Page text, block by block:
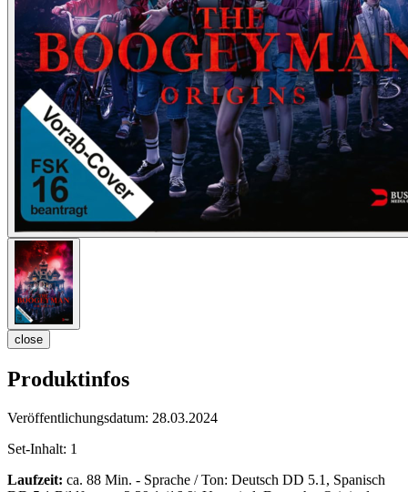
close
Produktinfos
Veröffentlichungsdatum: 28.03.2024
Set-Inhalt: 1
Laufzeit: ca. 88 Min. - Sprache / Ton: Deutsch DD 5.1, Spanisch